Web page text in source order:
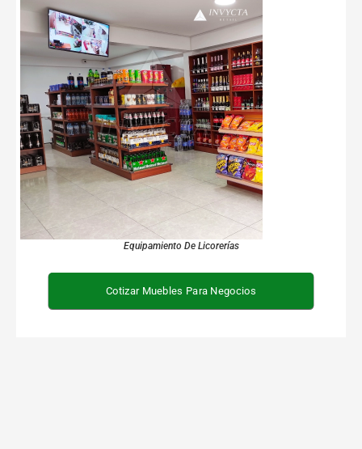
Equipamiento De Licorerías
Cotizar Muebles Para Negocios